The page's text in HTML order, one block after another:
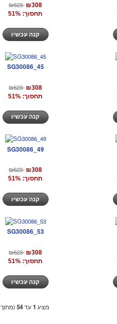
₪623 ₪308
תחסוך: 51%
SG30086_45
₪623 ₪308
תחסוך: 51%
SG30086_49
₪623 ₪308
תחסוך: 51%
SG30086_53
₪623 ₪308
תחסוך: 51%
מציג 1עד54(מתוך